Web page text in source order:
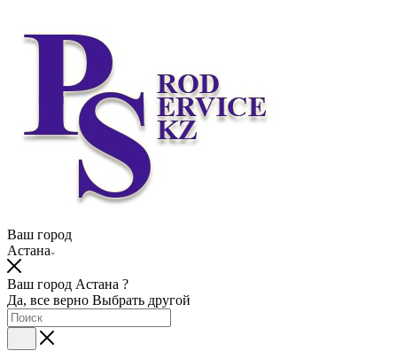
Ваш город
Астана
Ваш город Астана ?
Да, все верно Выбрать другой